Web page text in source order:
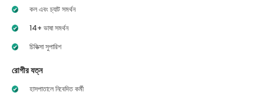
কল এবং চ্যাট সমর্থন
14+ ভাষা সমর্থন
চিকিত্সা সুপারিশ
রোগীর যত্ন
হাসপাতালে নিবেদিত কর্মী